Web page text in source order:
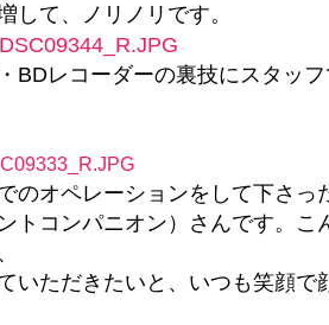
して、ノリノリです。
BDレコーダーの裏技にスタッフ
のオペレーションをして下さっ
トコンパニオン）さんです。こ
いただきたいと、いつも笑顔で